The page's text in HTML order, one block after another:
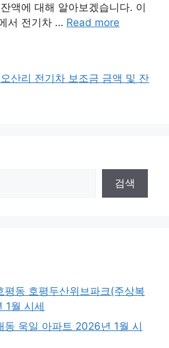
액에 대해 알아보겠습니다. 이
서 전기차 … Read more
산리 전기차 보조금 금액 및 잔
검색
평동 호평두산위브파크(주상복
1월 시세
동 욱일 아파트 2026년 1월 시